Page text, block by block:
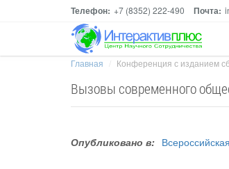
Телефон: +7 (8352) 222-490 Почта:
Главная Конференция с изданием
Вызовы современного
Опубликовано в: